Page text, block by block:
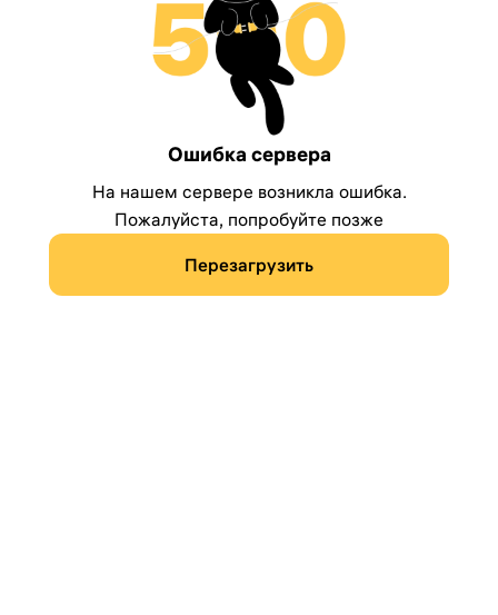
Ошибка сервера
На нашем сервере возникла ошибка.
Пожалуйста, попробуйте позже
Перезагрузить